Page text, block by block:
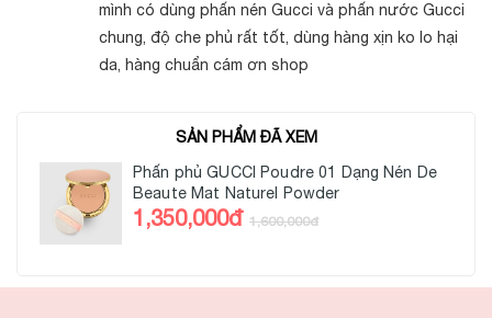
mình có dùng phấn nén Gucci và phấn nước Gucci
chung, độ che phủ rất tốt, dùng hàng xịn ko lo hại
da, hàng chuẩn cám ơn shop
SẢN PHẨM ĐÃ XEM
Phấn phủ GUCCI Poudre 01 Dạng Nén De
Beaute Mat Naturel Powder
1,350,000đ 1,600,000đ